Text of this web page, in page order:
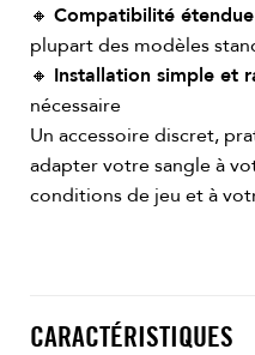
🔸 Compatibilité étendue
plupart des modèles
🔸 Installation simple et
nécessaire
Un accessoire discret,
adapter votre sangle à
conditions de jeu et à
CARACTÉRISTIQUES